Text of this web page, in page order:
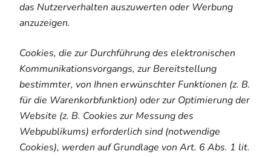
das Nutzerverhalten auszuwerten oder Werbung
anzuzeigen.
Cookies, die zur Durchführung des elektronischen
Kommunikationsvorgangs, zur Bereitstellung
bestimmter, von Ihnen erwünschter Funktionen (z. B.
für die Warenkorbfunktion) oder zur Optimierung der
Website (z. B. Cookies zur Messung des
Webpublikums) erforderlich sind (notwendige
Cookies), werden auf Grundlage von Art. 6 Abs. 1 lit.